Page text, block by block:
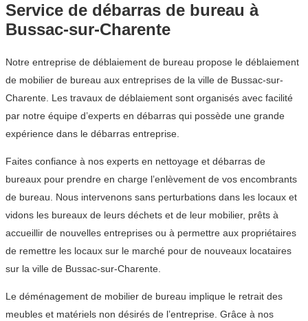
Service de débarras de bureau à
Bussac-sur-Charente
Notre entreprise de déblaiement de bureau propose le déblaiement
de mobilier de bureau aux entreprises de la ville de Bussac-sur-
Charente. Les travaux de déblaiement sont organisés avec facilité
par notre équipe d’experts en débarras qui possède une grande
expérience dans le débarras entreprise.
Faites confiance à nos experts en nettoyage et débarras de
bureaux pour prendre en charge l’enlèvement de vos encombrants
de bureau. Nous intervenons sans perturbations dans les locaux et
vidons les bureaux de leurs déchets et de leur mobilier, prêts à
accueillir de nouvelles entreprises ou à permettre aux propriétaires
de remettre les locaux sur le marché pour de nouveaux locataires
sur la ville de Bussac-sur-Charente.
Le déménagement de mobilier de bureau implique le retrait des
meubles et matériels non désirés de l’entreprise. Grâce à nos